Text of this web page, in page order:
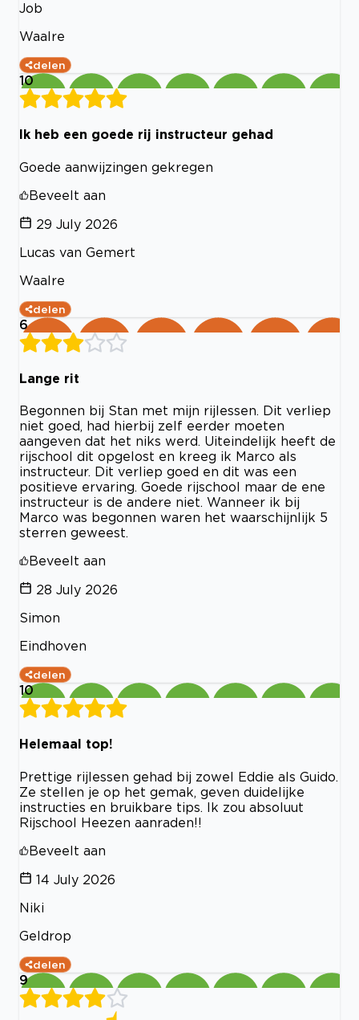
Job
Waalre
delen
10
Ik heb een goede rij instructeur gehad
Goede aanwijzingen gekregen
Beveelt aan
29 July 2026
Lucas van Gemert
Waalre
delen
6
Lange rit
Begonnen bij Stan met mijn rijlessen. Dit verliep
niet goed, had hierbij zelf eerder moeten
aangeven dat het niks werd. Uiteindelijk heeft de
rijschool dit opgelost en kreeg ik Marco als
instructeur. Dit verliep goed en dit was een
positieve ervaring. Goede rijschool maar de ene
instructeur is de andere niet. Wanneer ik bij
Marco was begonnen waren het waarschijnlijk 5
sterren geweest.
Beveelt aan
28 July 2026
Simon
Eindhoven
delen
10
Helemaal top!
Prettige rijlessen gehad bij zowel Eddie als Guido.
Ze stellen je op het gemak, geven duidelijke
instructies en bruikbare tips. Ik zou absoluut
Rijschool Heezen aanraden!!
Beveelt aan
14 July 2026
Niki
Geldrop
delen
9